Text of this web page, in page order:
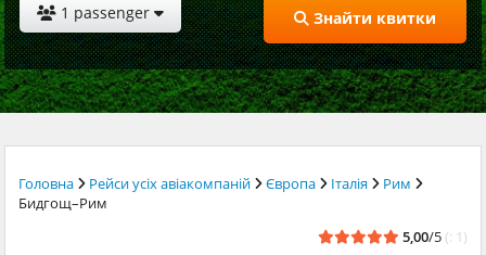
1 passenger Знайти квитки
Головна Рейси усіх авіакомпаній Європа Італія
Рим
Бидгощ–Рим
5,00/5 (: 1)